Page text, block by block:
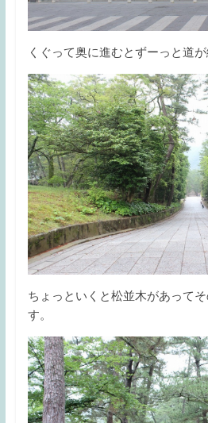
くぐって奥に進むとずーっと道が
ちょっといくと松並木があって
す。